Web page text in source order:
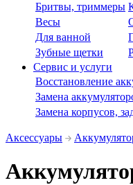
Бритвы, триммеры
Весы
Для ванной
Зубные щетки
Сервис и услуги
Восстановление
Замена
Замена корпусов,
Аксессуары